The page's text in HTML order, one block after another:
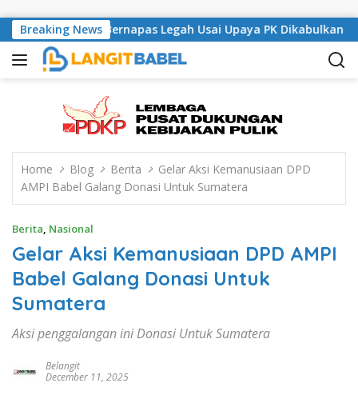
Breaking News
Bernapas Legah Usai Upaya PK Dikabulkan MA
Home Blog Berita
Gelar Aksi Kemanusiaan DPD
AMPI Babel Galang Donasi Untuk Sumatera
Berita, Nasional
Gelar Aksi Kemanusiaan DPD AMPI
Babel Galang Donasi Untuk
Sumatera
Aksi penggalangan ini Donasi Untuk Sumatera
Belangit
December 11, 2025